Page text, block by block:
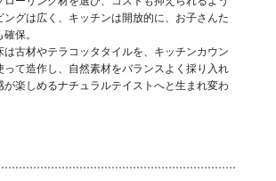
ングは広く、キッチンは開放的に、お子さんた
保。
は古材やテラコッタタイルを、キッチンカウン
って造作し、自然素材をバランスよく採り入れ
が楽しめるナチュラルテイストへと生まれ変わ